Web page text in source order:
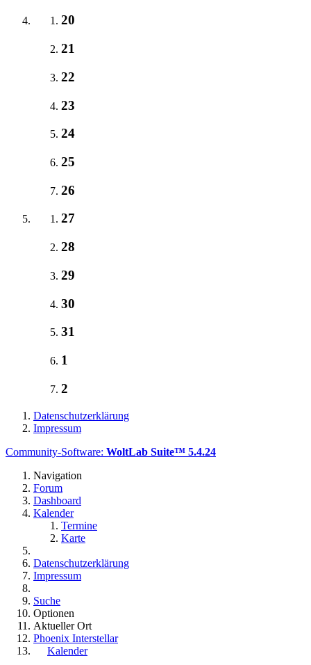
20
21
22
23
24
25
26
27
28
29
30
31
1
2
Datenschutzerklärung
Impressum
Community-Software: WoltLab Suite™ 5.4.24
Navigation
Forum
Dashboard
Kalender
Termine
Karte
Datenschutzerklärung
Impressum
Suche
Optionen
Aktueller Ort
Phoenix Interstellar
Kalender